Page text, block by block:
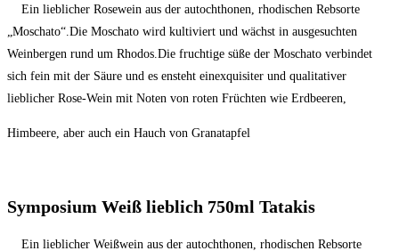
Ein lieblicher Rosewein aus der autochthonen, rhodischen Rebsorte
„Moschato“.Die Moschato wird kultiviert und wächst in ausgesuchten
Weinbergen rund um Rhodos.Die fruchtige süße der Moschato verbindet
sich fein mit der Säure und es ensteht einexquisiter und qualitativer
lieblicher Rose-Wein mit Noten von roten Früchten wie Erdbeeren,
Himbeere, aber auch ein Hauch von Granatapfel
Symposium Weiß lieblich 750ml Tatakis
Ein lieblicher Weißwein aus der autochthonen, rhodischen Rebsorte